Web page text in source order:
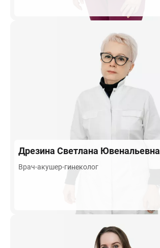
Дрезина Светлана Ювенальевна
Врач-акушер-гинеколог